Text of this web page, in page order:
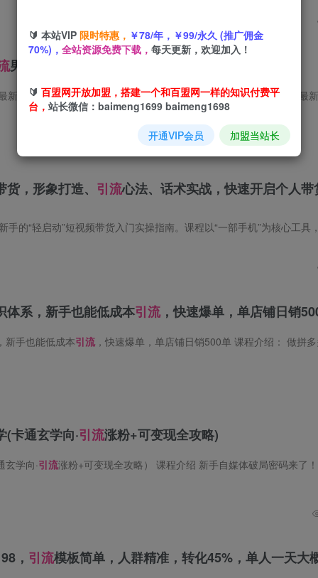
男粉最新玩法，每日引流100＋，变现路径多
，每日引流100＋，变现路径多 项目介绍： 该项目利用我们最新的一个AI技术生成美女相关的图文视频来进行一个引流变现同时变现手段比之前
，形象打造、 引流心法、话术实战，快速开启个人带
体系，新手也能低成本引流，快速爆单，单店铺日销
新手也能低成本引流 ，快速爆单，单店铺日销500单 课程介绍： 做拼多多，免费流量少得可怜，想靠付费推广破局，却不敢轻易下手？新手入门付费
卡通玄学向·引流涨粉+可变现全攻略)
学向·引流涨粉+可变现全攻略） 课程介绍 新手自媒体破局密码来了！无需专业设计功底、不用大额投入，一套卡通玄学许愿壁纸池教程，手把手
， 引流模板简单，人群精准，转化45%，单人一天大
🔰 本站VIP 限时特惠， ￥78/年，￥99/永久 (推广佣金
70%)， 全站资源免费下载， 每天更新，欢迎加入！
🔰 百盟网开放加盟，搭建一个和百盟网一样的知识付费平
台， 站长微信：baimeng1699 baimeng1698
开通VIP会员 加盟当站长